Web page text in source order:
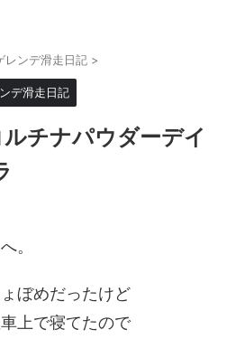
レンデ滑走日記 >
デ滑走日記
チナパウダーデイ
。
ぼめだったけど
上で寝てたので